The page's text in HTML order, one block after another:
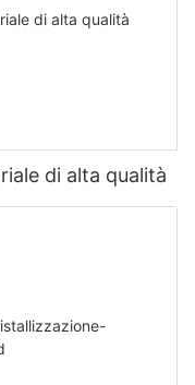
di alta qualità